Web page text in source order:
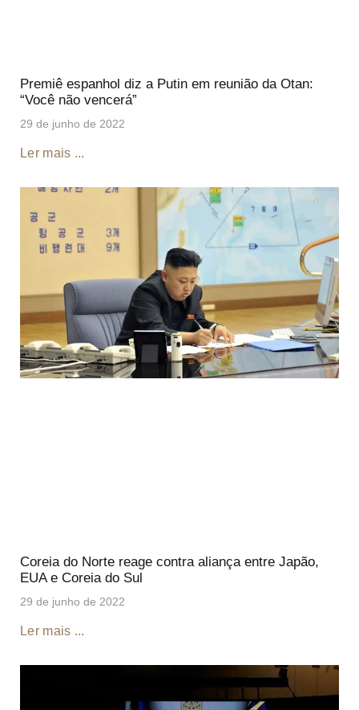
Premiê espanhol diz a Putin em reunião da Otan:
“Você não vencerá”
29 de junho de 2022
Ler mais ...
Coreia do Norte reage contra aliança entre Japão,
EUA e Coreia do Sul
29 de junho de 2022
Ler mais ...